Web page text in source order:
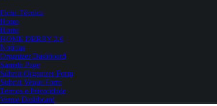
Ficha Técnica
Home
Home
HOME DERBY 2.0
Notícias
Organizer Dashboard
Sample Page
Submit Organizer Form
Submit Venue Form
Termos e Privacidade
Venue Dashboard